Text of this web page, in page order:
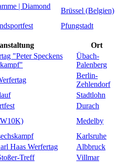
| Diamond
Brüssel (Belgien)
Pfungstadt
Ort
"Peter Speckens
Übach-
Palenberg
Berlin-
Zehlendorf
Stadtlohn
Durach
Medelby
Karlsruhe
Haas Werfertag
Albbruck
Treff
Villmar